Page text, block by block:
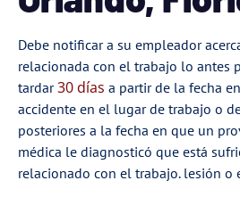
Debe notificar a su empleador
relacionada con el trabajo lo antes
tardar30 días a partir de la fecha
accidente en el lugar de trabajo o
posteriores a la fecha en que un
médica le diagnosticó que está
relacionado con el trabajo. lesión o